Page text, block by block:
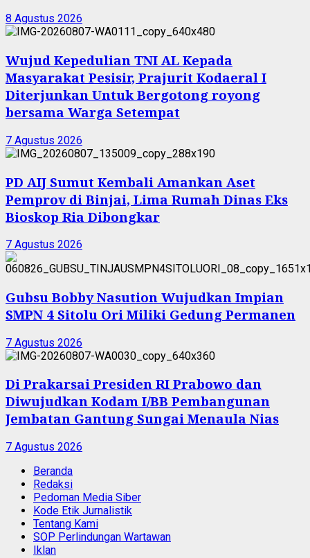
8 Agustus 2026
Wujud Kepedulian TNI AL Kepada
Masyarakat Pesisir, Prajurit Kodaeral I
Diterjunkan Untuk Bergotong royong
bersama Warga Setempat
7 Agustus 2026
PD AIJ Sumut Kembali Amankan Aset
Pemprov di Binjai, Lima Rumah Dinas Eks
Bioskop Ria Dibongkar
7 Agustus 2026
Gubsu Bobby Nasution Wujudkan Impian
SMPN 4 Sitolu Ori Miliki Gedung Permanen
7 Agustus 2026
Di Prakarsai Presiden RI Prabowo dan
Diwujudkan Kodam I/BB Pembangunan
Jembatan Gantung Sungai Menaula Nias
7 Agustus 2026
Beranda
Redaksi
Pedoman Media Siber
Kode Etik Jurnalistik
Tentang Kami
SOP Perlindungan Wartawan
Iklan